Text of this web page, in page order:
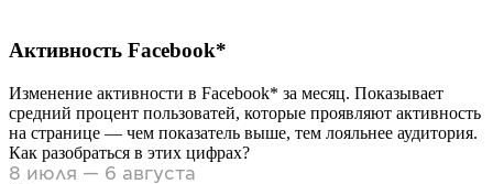
Активность Facebook*
Изменение активности в Facebook* за месяц. Показывает
средний процент пользоватей, которые проявляют активность
на странице — чем показатель выше, тем лояльнее аудитория.
Как разобраться в этих цифрах?
8 июля — 6 августа